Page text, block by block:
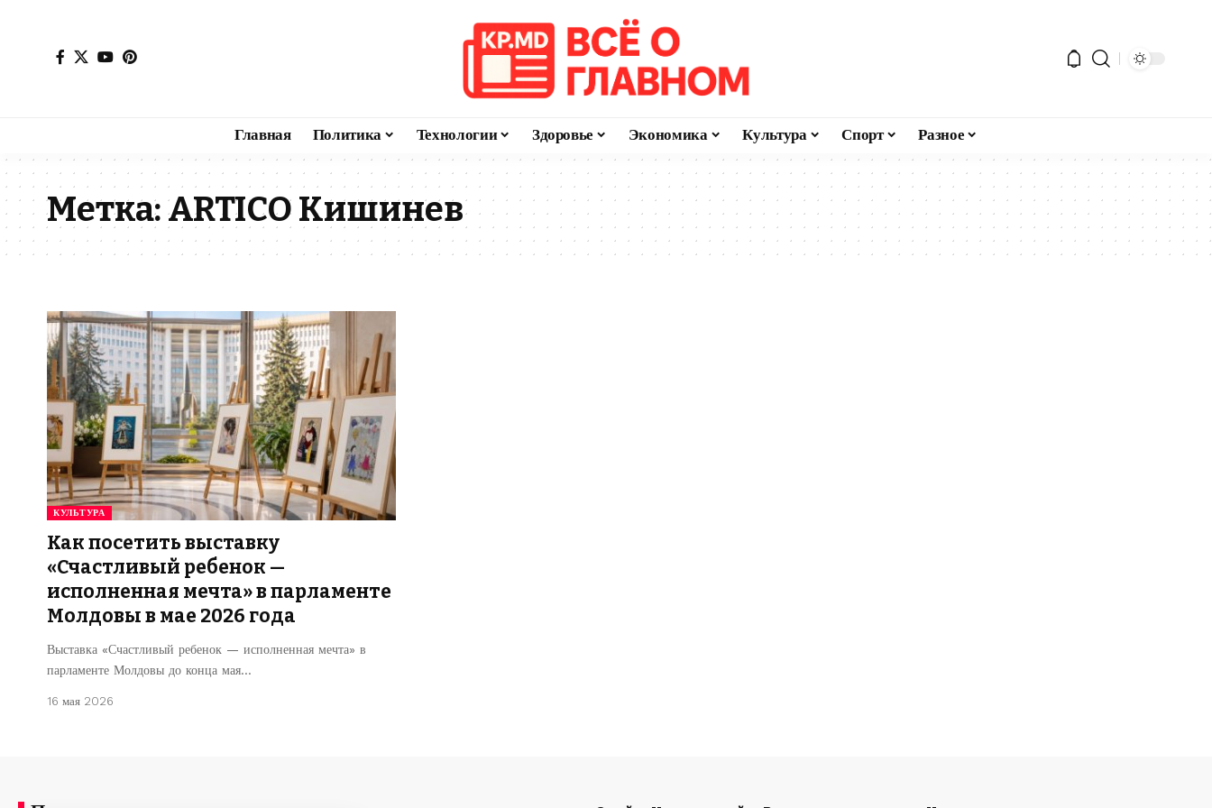
Главная Политика Технологии Здоровье Экономика Культура Спорт Разное
Метка:ARTICO Кишинев
КУЛЬТУРА
Как посетить выставку
«Счастливый ребенок —
исполненная мечта» в парламенте
Молдовы в мае 2026 года
Выставка «Счастливый ребенок — исполненная мечта» в
парламенте Молдовы до конца мая…
16 мая 2026